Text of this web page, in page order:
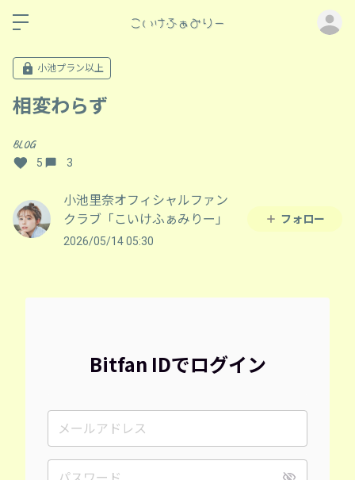
小池プラン以上
相変わらず
BLOG
5 3
小池里奈オフィシャルファン
クラブ「こいけふぁみりー」
2026/05/14 05:30
フォロー
Bitfan IDでログイン